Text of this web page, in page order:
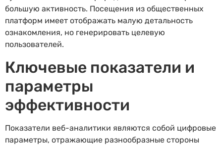
большую активность. Посещения из общественных
платформ имеет отображать малую детальность
ознакомления, но генерировать целевую
пользователей.
Ключевые показатели и
параметры
эффективности
Показатели веб-аналитики являются собой цифровые
параметры, отражающие разнообразные стороны